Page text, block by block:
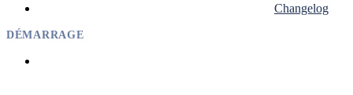
Changelog
DÉMARRAGE